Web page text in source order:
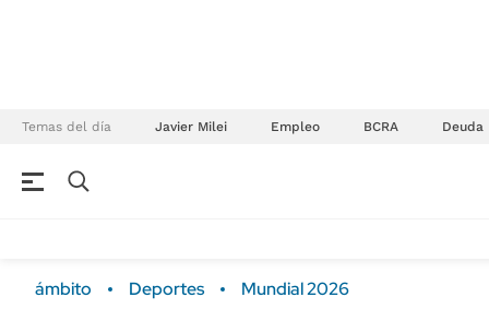
Temas del día Javier Milei Empleo BCRA Deuda
ámbito Deportes Mundial 2026